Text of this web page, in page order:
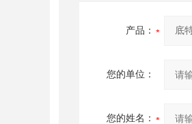
产品：
您的单位：
您的姓名：